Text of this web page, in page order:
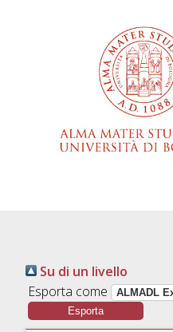
Su di un livello
Esporta come